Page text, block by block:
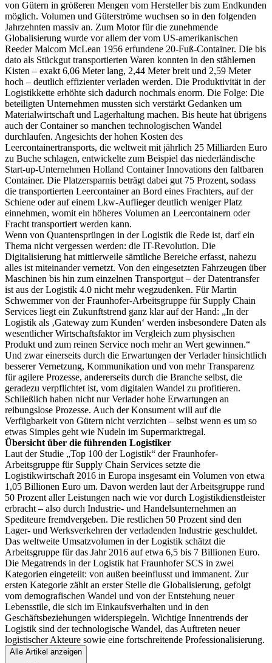
von Gütern in größeren Mengen vom Hersteller bis zum Endkunden
möglich. Volumen und Güterströme wuchsen so in den folgenden
Jahrzehnten massiv an. Zum Motor für die zunehmende
Globalisierung wurde vor allem der vom US-amerikanischen
Reeder Malcom McLean 1956 erfundene 20-Fuß-Container. Die bis
dato als Stückgut transportierten Waren konnten in den stählernen
Kisten – exakt 6,06 Meter lang, 2,44 Meter breit und 2,59 Meter
hoch – deutlich effizienter verladen werden. Die Produktivität in der
Logistikkette erhöhte sich dadurch nochmals enorm. Die Folge: Die
beteiligten Unternehmen mussten sich verstärkt Gedanken um
Materialwirtschaft und Lagerhaltung machen. Bis heute hat übrigens
auch der Container so manchen technologischen Wandel
durchlaufen. Angesichts der hohen Kosten des
Leercontainertransports, die weltweit mit jährlich 25 Milliarden Euro
zu Buche schlagen, entwickelte zum Beispiel das niederländische
Start-up-Unternehmen Holland Container Innovations den faltbaren
Container. Die Platzersparnis beträgt dabei gut 75 Prozent, sodass
die transportierten Leercontainer an Bord eines Frachters, auf der
Schiene oder auf einem Lkw-Auflieger deutlich weniger Platz
einnehmen, womit ein höheres Volumen an Leercon­tainern oder
Fracht transportiert werden kann.
Wenn von Quantensprüngen in der Logistik die Rede ist, darf ein
Thema nicht vergessen werden: die IT-Revolution. Die
Digitalisierung hat mittlerweile sämtliche Bereiche erfasst, nahezu
alles ist miteinander vernetzt. Von den eingesetzten Fahrzeugen über
Maschinen bis hin zum einzelnen Transportgut – der Datentransfer
ist aus der Logistik 4.0 nicht mehr wegzudenken. Für Martin
Schwemmer von der Fraunhofer-Arbeitsgruppe für Supply Chain
Services liegt ein Zukunftstrend ganz klar auf der Hand: „In der
Logistik als ‚Gateway zum Kunden‘ werden insbesondere Daten als
wesentlicher Wirtschaftsfaktor im Vergleich zum physischen
Produkt und zum reinen Service noch mehr an Wert gewinnen.“
Und zwar einerseits durch die Erwartungen der Verlader hinsichtlich
besserer Vernetzung, Kommunikation und von mehr Transparenz
für agilere Prozesse, andererseits durch die Branche selbst, die
geradezu verpflichtet ist, vom digitalen Wandel zu profitieren.
Schließlich haben nicht nur Verlader hohe Erwartungen an
reibungslose Prozesse. Auch der Konsument will auf die
Verfügbarkeit von Gütern nicht verzichten – selbst wenn es um so
etwas Simples geht wie Nudeln im Supermarktregal.
Übersicht über die führenden Logistiker
Laut der Studie „Top 100 der Logistik“ der Fraunhofer-
Arbeitsgruppe für Supply Chain Services setzte die
Logistikwirtschaft 2016 in Europa insgesamt ein Volumen von etwa
1,05 Billionen Euro um. Davon werden laut der Arbeitsgruppe rund
50 Prozent aller Leistungen nach wie vor durch Logistikdienstleister
erbracht – also durch Industrie- und Handelsunternehmen an
Spediteure fremdvergeben. Die restlichen 50 Prozent sind den
Lager- und Werksverkehren der verladenden Industrie geschuldet.
Das weltweite Umsatzvolumen in der Logistik schätzt die
Arbeitsgruppe für das Jahr 2016 auf etwa 6,5 bis 7 Billionen Euro.
Die Megatrends in der Logistik hat Fraunhofer SCS in zwei
Kategorien eingeteilt: von außen beeinflusst und immanent. Zur
ersten Kategorie zählt an erster Stelle die Globalisierung, gefolgt
vom demografischen Wandel und von der Entstehung neuer
Lebensstile, die sich im Einkaufsverhalten und in den
Geschäftsbeziehungen widerspiegeln. Wichtige Innentrends der
Logistik sind der technologische Wandel, das Auftreten neuer
logistischer Akteure sowie eine fortschreitende Professionalisierung.
Alle Artikel anzeigen